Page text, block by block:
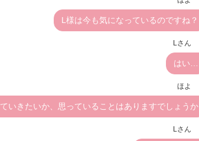
L様は今も気になっているのですね？
Lさん
はい…
ほよ
いきたいか、思っていることはありますでしょうか
Lさん